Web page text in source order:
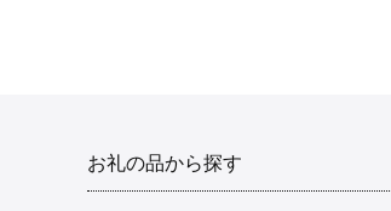
お礼の品から探す